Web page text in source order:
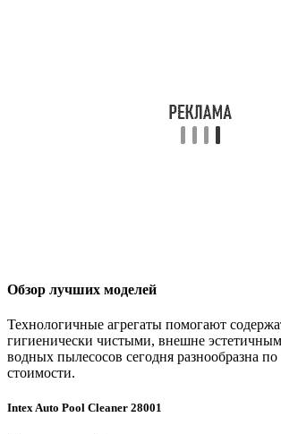
Обзор лучших моделей
Технологичные агрегаты помогают
гигиенически чистыми, внешне
водных пылесосов сегодня разнообразна
стоимости.
Intex Auto Pool Cleaner 28001